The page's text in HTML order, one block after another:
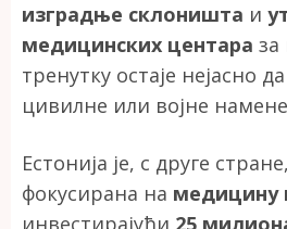
изградње склоништа и
медицинских центара за
тренутку остаје нејасно
цивилне или војне
Естонија је, с друге
фокусирана на медицину
инвестирајући 25